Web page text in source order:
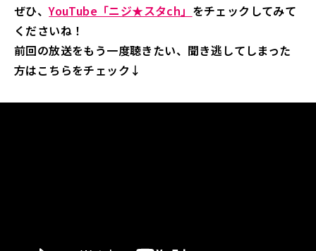
ぜひ、YouTube「ニジ★スタch」 をチェックしてみて
くださいね！
前回の放送をもう一度聴きたい、聞き逃してしまった
方はこちらをチェック↓